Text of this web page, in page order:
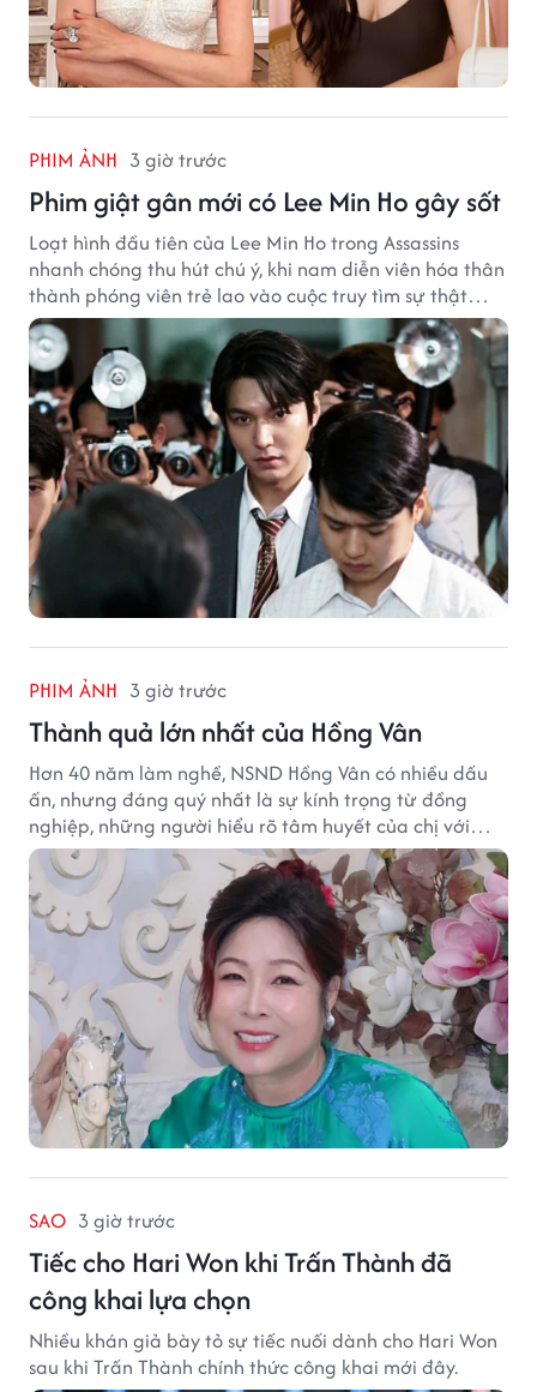
PHIM ẢNH 3 giờ trước
Phim giật gân mới có Lee Min Ho gây sốt
Loạt hình đầu tiên của Lee Min Ho trong Assassins
nhanh chóng thu hút chú ý, khi nam diễn viên hóa thân
thành phóng viên trẻ lao vào cuộc truy tìm sự thật
phía sau một vụ ám sát gây chấn động Hàn Quốc.
PHIM ẢNH 3 giờ trước
Thành quả lớn nhất của Hồng Vân
Hơn 40 năm làm nghề, NSND Hồng Vân có nhiều dấu
ấn, nhưng đáng quý nhất là sự kính trọng từ đồng
nghiệp, những người hiểu rõ tâm huyết của chị với
nghệ thuật.
SAO 3 giờ trước
Tiếc cho Hari Won khi Trấn Thành đã
công khai lựa chọn
Nhiều khán giả bày tỏ sự tiếc nuối dành cho Hari Won
sau khi Trấn Thành chính thức công khai mới đây.